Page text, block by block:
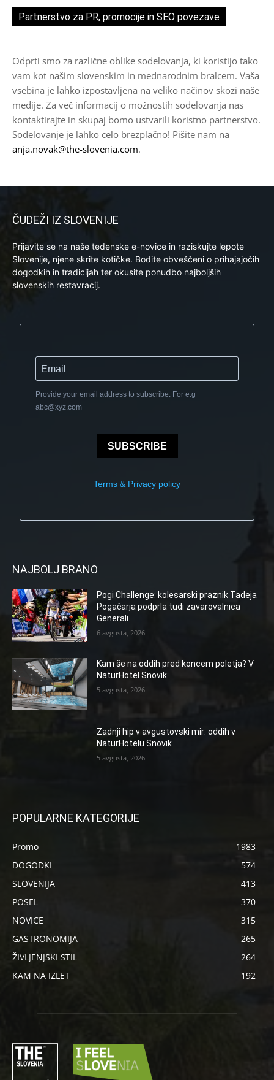
Partnerstvo za PR, promocije in SEO povezave
Odprti smo za različne oblike sodelovanja, ki koristijo tako
vam kot našim slovenskim in mednarodnim bralcem. Vaša
vsebina je lahko izpostavljena na veliko načinov skozi naše
medije. Za več informacij o možnostih sodelovanja nas
kontaktirajte in skupaj bomo ustvarili koristno partnerstvo.
Sodelovanje je lahko celo brezplačno! Pišite nam na
anja.novak@the-slovenia.com.
ČUDEŽI IZ SLOVENIJE
Prijavite se na naše tedenske e-novice in raziskujte lepote
Slovenije, njene skrite kotičke. Bodite obveščeni o prihajajočih
dogodkih in tradicijah ter okusite ponudbo najboljših
slovenskih restavracij.
Provide your email address to subscribe. For e.g
abc@xyz.com
SUBSCRIBE
Terms & Privacy policy
NAJBOLJ BRANO
Pogi Challenge: kolesarski praznik Tadeja
Pogačarja podprla tudi zavarovalnica
Generali
6 avgusta, 2026
Kam še na oddih pred koncem poletja? V
NaturHotel Snovik
5 avgusta, 2026
Zadnji hip v avgustovski mir: oddih v
NaturHotelu Snovik
5 avgusta, 2026
POPULARNE KATEGORIJE
Promo
1983
DOGODKI
574
SLOVENIJA
413
POSEL
370
NOVICE
315
GASTRONOMIJA
265
ŽIVLJENJSKI STIL
264
KAM NA IZLET
192